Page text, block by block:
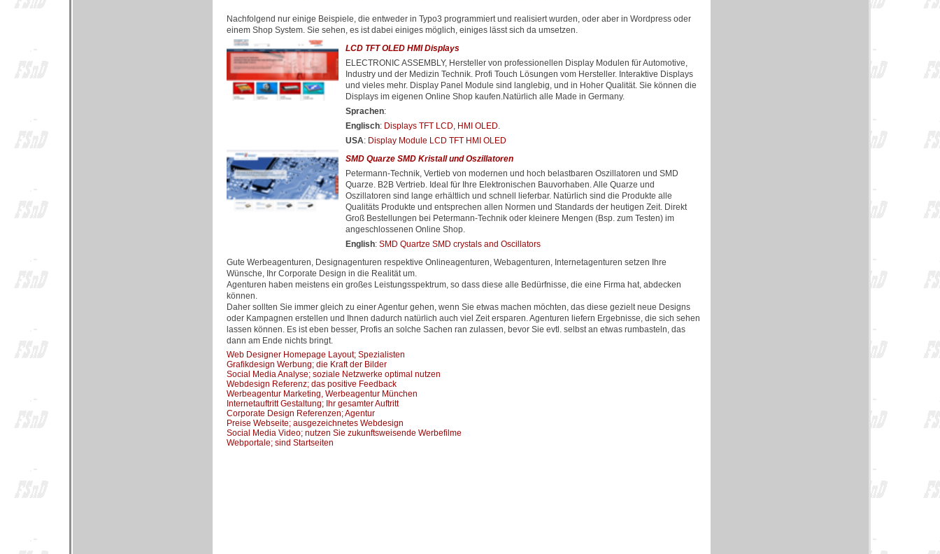
Nachfolgend nur einige Beispiele, die entweder in Typo3 programmiert und realisiert wurden, oder aber in Wordpress oder
einem Shop System. Sie sehen, es ist dabei einiges möglich, einiges lässt sich da umsetzen.
LCD TFT OLED HMI Displays
ELECTRONIC ASSEMBLY, Hersteller von professionellen Display Modulen für Automotive,
Industry und der Medizin Technik. Profi Touch Lösungen vom Hersteller. Interaktive Displays
und vieles mehr. Display Panel Module sind langlebig, und in Hoher Qualität. Sie können die
Displays im eigenen Online Shop kaufen.Natürlich alle Made in Germany.
Sprachen:
Englisch: Displays TFT LCD, HMI OLED.
USA: Display Module LCD TFT HMI OLED
SMD Quarze SMD Kristall und Oszillatoren
Petermann-Technik, Vertieb von modernen und hoch belastbaren Oszillatoren und SMD
Quarze. B2B Vertrieb. Ideal für Ihre Elektronischen Bauvorhaben. Alle Quarze und
Oszillatoren sind lange erhältlich und schnell lieferbar. Natürlich sind die Produkte alle
Qualitäts Produkte und entsprechen allen Normen und Standards der heutigen Zeit. Direkt
Groß Bestellungen bei Petermann-Technik oder kleinere Mengen (Bsp. zum Testen) im
angeschlossenen Online Shop.
English: SMD Quartze SMD crystals and Oscillators
Gute Werbeagenturen, Designagenturen respektive Onlineagenturen, Webagenturen, Internetagenturen setzen Ihre
Wünsche, Ihr Corporate Design in die Realität um.
Agenturen haben meistens ein großes Leistungsspektrum, so dass diese alle Bedürfnisse, die eine Firma hat, abdecken
können.
Daher sollten Sie immer gleich zu einer Agentur gehen, wenn Sie etwas machen möchten, das diese gezielt neue Designs
oder Kampagnen erstellen und Ihnen dadurch natürlich auch viel Zeit ersparen. Agenturen liefern Ergebnisse, die sich sehen
lassen können. Es ist eben besser, Profis an solche Sachen ran zulassen, bevor Sie evtl. selbst an etwas rumbasteln, das
dann am Ende nichts bringt.
Web Designer Homepage Layout; Spezialisten
Grafikdesign Werbung; die Kraft der Bilder
Social Media Analyse; soziale Netzwerke optimal nutzen
Webdesign Referenz; das positive Feedback
Werbeagentur Marketing, Werbeagentur München
Internetauftritt Gestaltung; Ihr gesamter Auftritt
Corporate Design Referenzen; Agentur
Preise Webseite; ausgezeichnetes Webdesign
Social Media Video; nutzen Sie zukunftsweisende Werbefilme
Webportale; sind Startseiten